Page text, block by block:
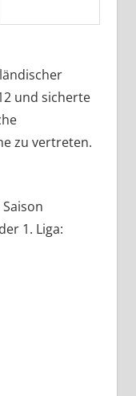
und sicherte
zu vertreten.
1. Liga: